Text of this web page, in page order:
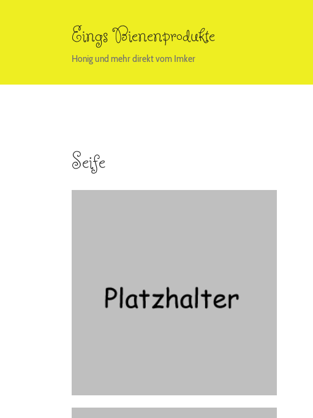
Eings Bienenprodukte
Honig und mehr direkt vom Imker
Seife